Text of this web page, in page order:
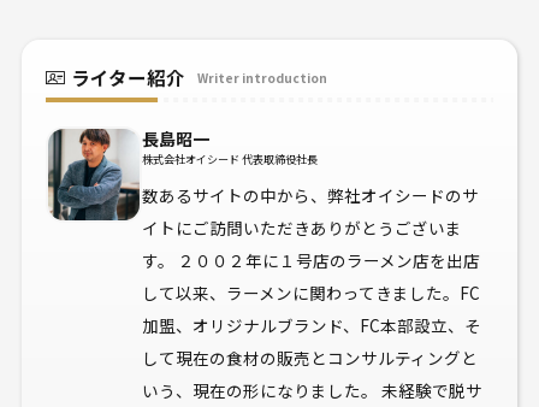
ライター紹介 Writer introduction
長島昭一
株式会社オイシード 代表取締役社長
数あるサイトの中から、弊社オイシードのサ
イトにご訪問いただきありがとうございま
す。 ２００２年に１号店のラーメン店を出店
して以来、ラーメンに関わってきました。FC
加盟、オリジナルブランド、FC本部設立、そ
して現在の食材の販売とコンサルティングと
いう、現在の形になりました。 未経験で脱サ